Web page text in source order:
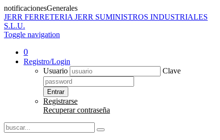
notificacionesGenerales
JERR FERRETERIA JERR SUMINISTROS INDUSTRIALES
S.L.U.
Toggle navigation
0
Registro/Login
Usuario
Clave
Entrar
Registrarse
Recuperar contraseña